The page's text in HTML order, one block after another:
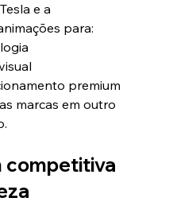
e a
para:
premium
marcas em outro
competitiva